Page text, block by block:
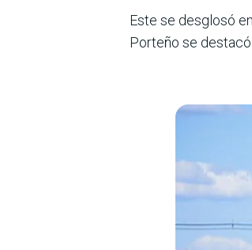
Este se desglosó
Porteño se